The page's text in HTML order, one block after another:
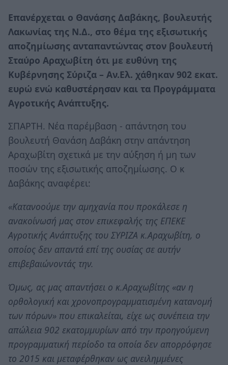
Επανέρχεται ο Θανάσης Δαβάκης, βουλευτής
Λακωνίας της Ν.Δ., στο θέμα της εξισωτικής
αποζημίωσης ανταπαντώντας στον βουλευτή
Σταύρο Αραχωβίτη ότι με ευθύνη της
Κυβέρνησης Σύριζα – Αν.Ελ. χάθηκαν 902 εκατ.
ευρώ ενώ καθυστέρησαν και τα Προγράμματα
Αγροτικής Ανάπτυξης.
ΣΠΑΡΤΗ. Νέα παρέμβαση - απάντηση του
βουλευτή Θανάση Δαβάκη στην απάντηση
Αραχωβίτη σχετικά με την αύξηση ή μη των
ποσών της εξισωτικής αποζημίωσης. Ο κ
Δαβάκης αναφέρει:
«Κατανοούμε την αμηχανία που προκάλεσε η
ανακοίνωσή μας στον επικεφαλής της ΕΠΕΚΕ
Αγροτικής Ανάπτυξης του ΣΥΡΙΖΑ κ.Αραχωβίτη, ο
οποίος δεν απαντά επί της ουσίας σε αυτήν
επιβεβαιώνοντάς την.
Όμως, ας μας απαντήσει ο κ.Αραχωβίτης «αν η
ορθολογική και χρονοπρογραμματισμένη κατανομή
των πόρων» που επικαλείται, είχε ως συνέπεια την
απώλεια 902 εκατομμυρίων από την προηγούμενη
προγραμματική περίοδο τα οποία δεν απορρόφησε
το 2015 και μεταφέρθηκαν ως ανειλημμένες